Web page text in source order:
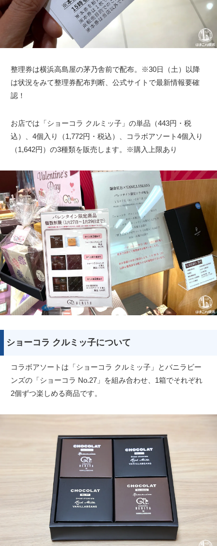
整理券は横浜高島屋の茅乃舎前で配布。※30日（土）以降
は状況をみて整理券配布判断、公式サイトで最新情報要確
認！
お店では「ショーコラ クルミッ子」の単品（443円・税
込）、4個入り（1,772円・税込）、コラボアソート4個入り
（1,642円）の3種類を販売します。※購入上限あり
ショーコラ クルミッ子について
コラボアソートは「ショーコラ クルミッ子」とバニラビー
ンズの「ショーコラ No.27」を組み合わせ、1箱でそれぞれ
2個ずつ楽しめる商品です。